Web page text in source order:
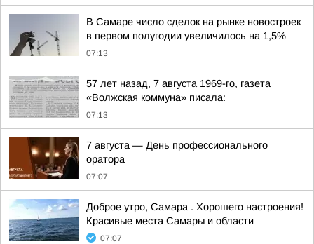
В Самаре число сделок на рынке новостроек
в первом полугодии увеличилось на 1,5%
07:13
57 лет назад, 7 августа 1969-го, газета
«Волжская коммуна» писала:
07:13
7 августа — День профессионального
оратора
07:07
Доброе утро, Самара . Хорошего настроения!
Красивые места Самары и области
07:07